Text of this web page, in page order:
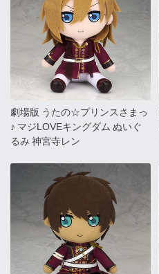
劇場版 うたの☆プリンスさまっ
♪ マジLOVEキングダム ぬいぐ
るみ 神宮寺レン